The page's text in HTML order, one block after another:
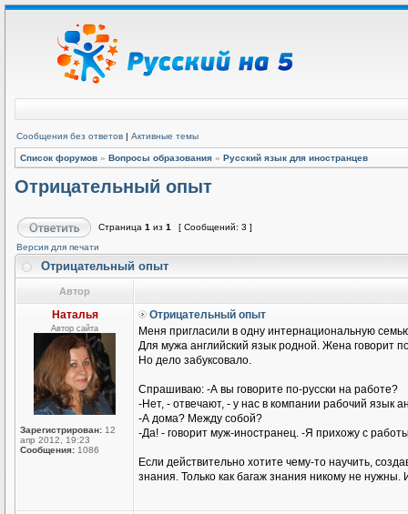
Сообщения без ответов | Активные темы
Список форумов » Вопросы образования » Русский язык для иностранцев
Отрицательный опыт
Страница 1 из 1
[ Сообщений: 3 ]
Версия для печати
Отрицательный опыт
Автор
Наталья
Автор сайта
Зарегистрирован: 12
апр 2012, 19:23
Сообщения: 1086
Отрицательный опыт
Меня пригласили в одну интернациональную
Для мужа английский язык родной. Жена говорит
Но дело забуксовало.
Спрашиваю: -А вы говорите по-русски на работе?
-Нет, - отвечают, - у нас в компании рабочий язык
-А дома? Между собой?
-Да! - говорит муж-иностранец. -Я прихожу с
Если действительно хотите чему-то научить,
знания. Только как багаж знания никому не